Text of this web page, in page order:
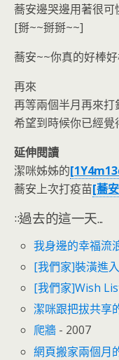
蕎安邊哭邊用著很
[掰~~掰掰~~]
蕎安~~你真的好棒
再來
再等兩個半月再來打
希望到時候你已經
延伸閱讀
潔咪姊姊的
蕎安上次打疫苗[蕎
::過去的這一天...
我身邊的幸福流
[我們家]裝潢進
[我們家]Wish
潔咪跟把拔共享
爬牆 - 2007
網頁搬家兩個月